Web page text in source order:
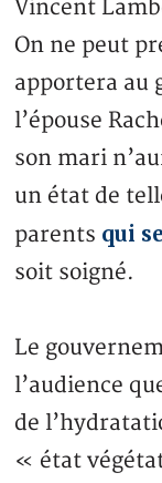
Vincent
On ne peut
apportera au
l’épouse
son mari
un état de
parents qui
soit soigné.
Le
l’audience
de
« état